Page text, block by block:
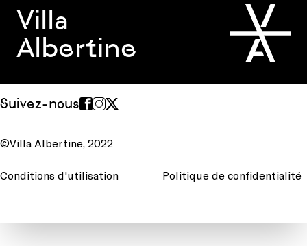
Villa
Albertine
Suivez-nous
©Villa Albertine, 2022
Conditions d'utilisation Politique de confidentialité